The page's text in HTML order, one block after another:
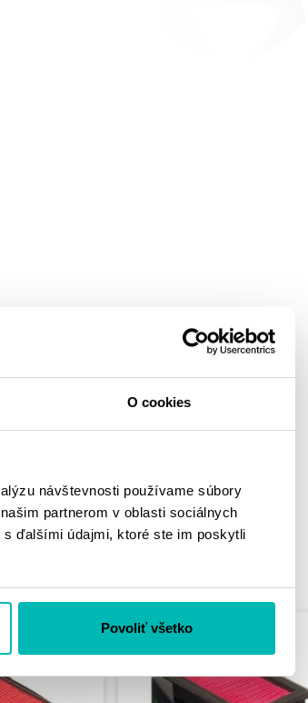
O cookies
návštevnosti používame súbory
partnerom v oblasti sociálnych
ďalšími údajmi, ktoré ste im poskytli
Povoliť všetko